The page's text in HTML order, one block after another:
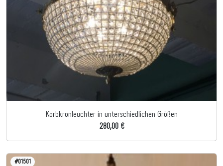
Korbkronleuchter in unterschiedlichen Größen
280,00 €
#01501